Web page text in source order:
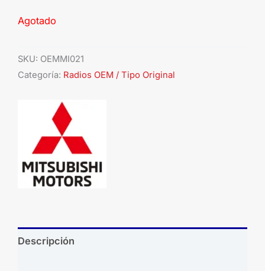
Agotado
SKU: OEMMI021
Categoría: Radios OEM / Tipo Original
Descripción